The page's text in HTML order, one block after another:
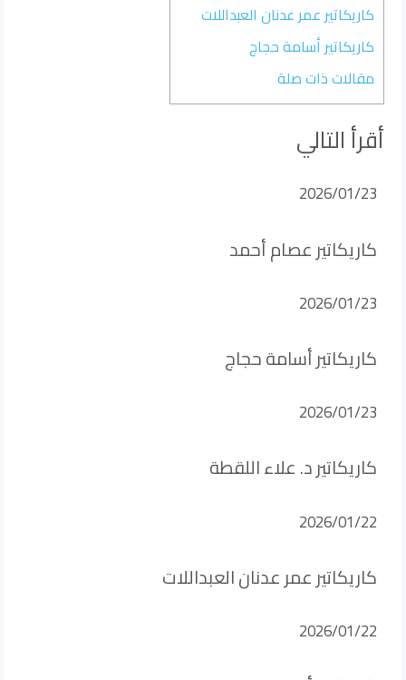
كاريكاتير عمر عدنان العبداللات
كاريكاتير أسامة حجاج
مقالات ذات صلة
أقرأ التالي
2026/01/23
كاريكاتير عصام أحمد
2026/01/23
كاريكاتير أسامة حجاج
2026/01/23
كاريكاتير د. علاء اللقطة
2026/01/22
كاريكاتير عمر عدنان العبداللات
2026/01/22